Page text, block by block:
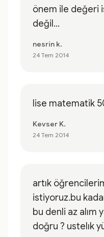
önem ile değeri
değil...
nesrin k.
24 Tem 2014
lise matematik
Kevser K.
24 Tem 2014
artık
istiyoruz.bu
bu denli az alım
doğru ? ustelık